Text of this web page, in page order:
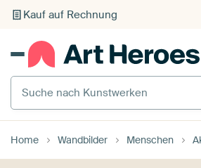
Individueller Druck auf Bestellung
Suche nach Kunstwerken
Home Wandbilder Menschen